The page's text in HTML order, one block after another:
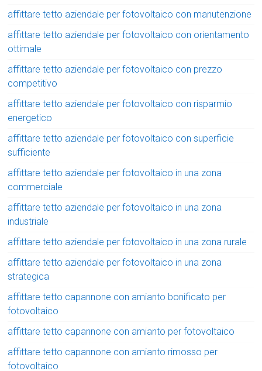
affittare tetto aziendale per fotovoltaico con manutenzione
affittare tetto aziendale per fotovoltaico con orientamento
ottimale
affittare tetto aziendale per fotovoltaico con prezzo
competitivo
affittare tetto aziendale per fotovoltaico con risparmio
energetico
affittare tetto aziendale per fotovoltaico con superficie
sufficiente
affittare tetto aziendale per fotovoltaico in una zona
commerciale
affittare tetto aziendale per fotovoltaico in una zona
industriale
affittare tetto aziendale per fotovoltaico in una zona rurale
affittare tetto aziendale per fotovoltaico in una zona
strategica
affittare tetto capannone con amianto bonificato per
fotovoltaico
affittare tetto capannone con amianto per fotovoltaico
affittare tetto capannone con amianto rimosso per
fotovoltaico